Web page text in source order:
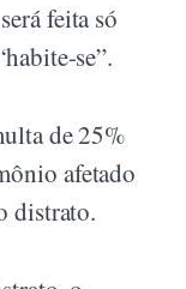
feita só
se”.
de 25%
afetado
distrato.